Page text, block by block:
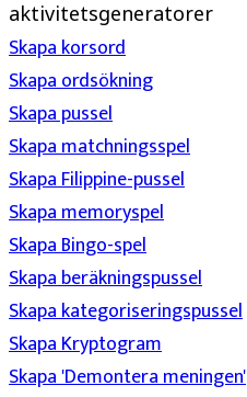
aktivitetsgeneratorer
Skapa korsord
Skapa ordsökning
Skapa pussel
Skapa matchningsspel
Skapa Filippine-pussel
Skapa memoryspel
Skapa Bingo-spel
Skapa beräkningspussel
Skapa kategoriseringspussel
Skapa Kryptogram
Skapa 'Demontera meningen'